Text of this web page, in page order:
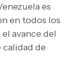
es
en todos los
avance del
de